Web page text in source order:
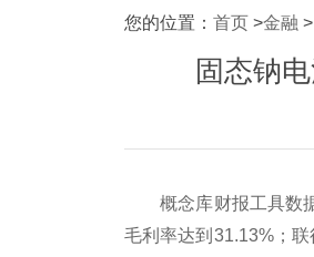
您的位置： 首页 >金融 >
固态钠
概念库财报工具数
毛利率达到31.13%；